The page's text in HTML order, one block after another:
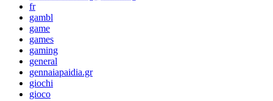
fr
gambl
game
games
gaming
general
gennaiapaidia.gr
giochi
gioco